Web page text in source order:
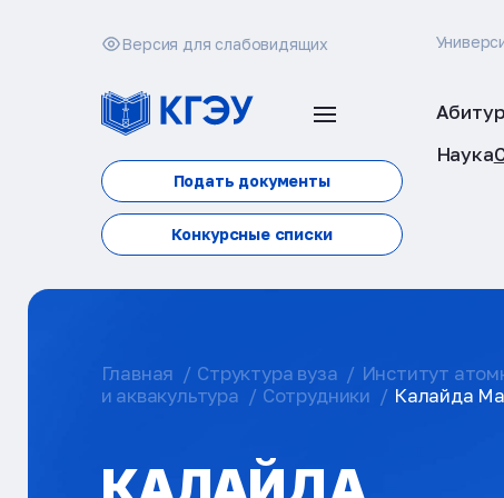
Версия для слабовидящих
Подать документы
Конкурсные списки
Наука
Главная Структура вуза Институт
и аквакультура
Сотрудники Калайда